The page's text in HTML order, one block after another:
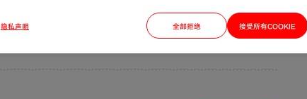
隐私声明 全部拒绝 接受所有COOKIE